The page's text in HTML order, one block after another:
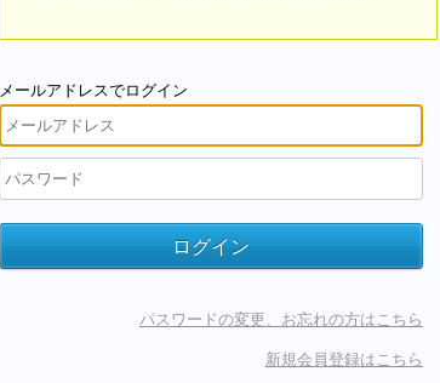
メールアドレスでログイン
パスワードの変更、お忘れの方はこちら
新規会員登録はこちら